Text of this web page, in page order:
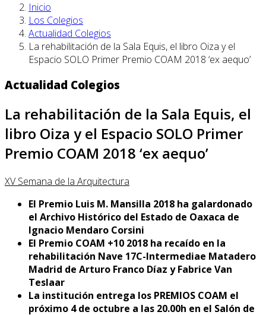
Inicio
Los Colegios
Actualidad Colegios
La rehabilitación de la Sala Equis, el libro Oiza y el
Espacio SOLO Primer Premio COAM 2018 ‘ex aequo’
Actualidad Colegios
La rehabilitación de la Sala Equis, el
libro Oiza y el Espacio SOLO Primer
Premio COAM 2018 ‘ex aequo’
XV Semana de la Arquitectura
El Premio Luis M. Mansilla 2018 ha galardonado
el Archivo Histórico del Estado de Oaxaca de
Ignacio Mendaro Corsini
El Premio COAM +10 2018 ha recaído en la
rehabilitación Nave 17C-Intermediae Matadero
Madrid de Arturo Franco Díaz y Fabrice Van
Teslaar
La institución entrega los PREMIOS COAM el
próximo 4 de octubre a las 20.00h en el Salón de